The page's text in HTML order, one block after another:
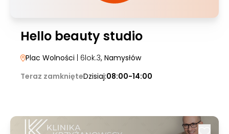
Hello beauty studio
Plac Wolności | 6lok.3, Namysłów
Teraz zamknięteDzisiaj:08:00-14:00